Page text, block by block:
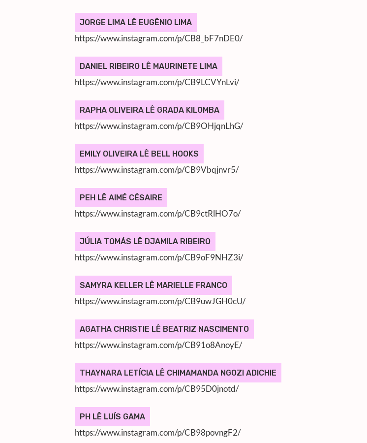
JORGE LIMA LÊ EUGÊNIO LIMA
https://www.instagram.com/p/CB8_bF7nDE0/
DANIEL RIBEIRO LÊ MAURINETE LIMA
https://www.instagram.com/p/CB9LCVYnLvi/
RAPHA OLIVEIRA LÊ GRADA KILOMBA
https://www.instagram.com/p/CB9OHjqnLhG/
EMILY OLIVEIRA LÊ BELL HOOKS
https://www.instagram.com/p/CB9Vbqjnvr5/
PEH LÊ AIMÉ CÉSAIRE
https://www.instagram.com/p/CB9ctRlHO7o/
JÚLIA TOMÁS LÊ DJAMILA RIBEIRO
https://www.instagram.com/p/CB9oF9NHZ3i/
SAMYRA KELLER LÊ MARIELLE FRANCO
https://www.instagram.com/p/CB9uwJGH0cU/
AGATHA CHRISTIE LÊ BEATRIZ NASCIMENTO
https://www.instagram.com/p/CB91o8AnoyE/
THAYNARA LETÍCIA LÊ CHIMAMANDA NGOZI ADICHIE
https://www.instagram.com/p/CB95D0jnotd/
PH LÊ LUÍS GAMA
https://www.instagram.com/p/CB98povngF2/